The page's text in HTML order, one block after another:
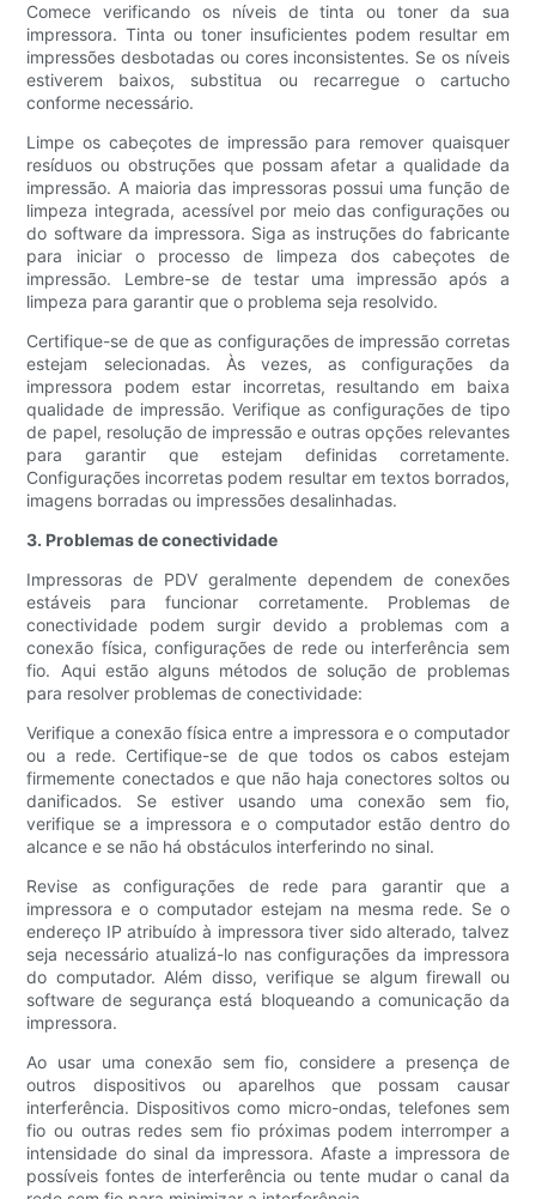
Comece verificando os níveis de tinta ou toner da sua
impressora. Tinta ou toner insuficientes podem resultar em
impressões desbotadas ou cores inconsistentes. Se os níveis
estiverem baixos, substitua ou recarregue o cartucho
conforme necessário.
Limpe os cabeçotes de impressão para remover quaisquer
resíduos ou obstruções que possam afetar a qualidade da
impressão. A maioria das impressoras possui uma função de
limpeza integrada, acessível por meio das configurações ou
do software da impressora. Siga as instruções do fabricante
para iniciar o processo de limpeza dos cabeçotes de
impressão. Lembre-se de testar uma impressão após a
limpeza para garantir que o problema seja resolvido.
Certifique-se de que as configurações de impressão corretas
estejam selecionadas. Às vezes, as configurações da
impressora podem estar incorretas, resultando em baixa
qualidade de impressão. Verifique as configurações de tipo
de papel, resolução de impressão e outras opções relevantes
para garantir que estejam definidas corretamente.
Configurações incorretas podem resultar em textos borrados,
imagens borradas ou impressões desalinhadas.
3. Problemas de conectividade
Impressoras de PDV geralmente dependem de conexões
estáveis ​​para funcionar corretamente. Problemas de
conectividade podem surgir devido a problemas com a
conexão física, configurações de rede ou interferência sem
fio. Aqui estão alguns métodos de solução de problemas
para resolver problemas de conectividade:
Verifique a conexão física entre a impressora e o computador
ou a rede. Certifique-se de que todos os cabos estejam
firmemente conectados e que não haja conectores soltos ou
danificados. Se estiver usando uma conexão sem fio,
verifique se a impressora e o computador estão dentro do
alcance e se não há obstáculos interferindo no sinal.
Revise as configurações de rede para garantir que a
impressora e o computador estejam na mesma rede. Se o
endereço IP atribuído à impressora tiver sido alterado, talvez
seja necessário atualizá-lo nas configurações da impressora
do computador. Além disso, verifique se algum firewall ou
software de segurança está bloqueando a comunicação da
impressora.
Ao usar uma conexão sem fio, considere a presença de
outros dispositivos ou aparelhos que possam causar
interferência. Dispositivos como micro-ondas, telefones sem
fio ou outras redes sem fio próximas podem interromper a
intensidade do sinal da impressora. Afaste a impressora de
possíveis fontes de interferência ou tente mudar o canal da